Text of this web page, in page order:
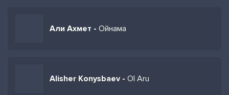
Али Ахмет - Ойнама
Alisher Konysbaev - Ol Aru